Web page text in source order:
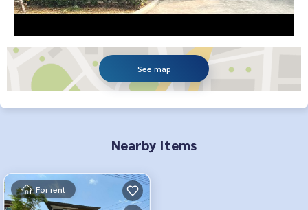
See map
Nearby Items
For rent